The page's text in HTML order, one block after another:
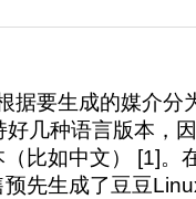
据要生成的媒介分
几种语言版本，
比如中文） [1]。
先生成了豆豆